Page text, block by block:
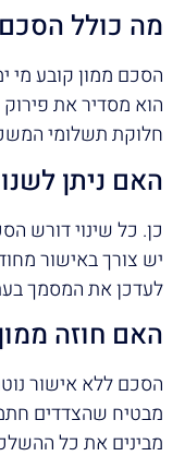
מה כולל
הסכם ממון קובע מי
הוא מסדיר את
חלוקת תשלומי
האם ניתן
כן. כל שינוי דורש
יש צורך באישור
לעדכן את המסמך
האם חוזה
הסכם ללא אישור
מבטיח שהצדדים
מבינים את כל